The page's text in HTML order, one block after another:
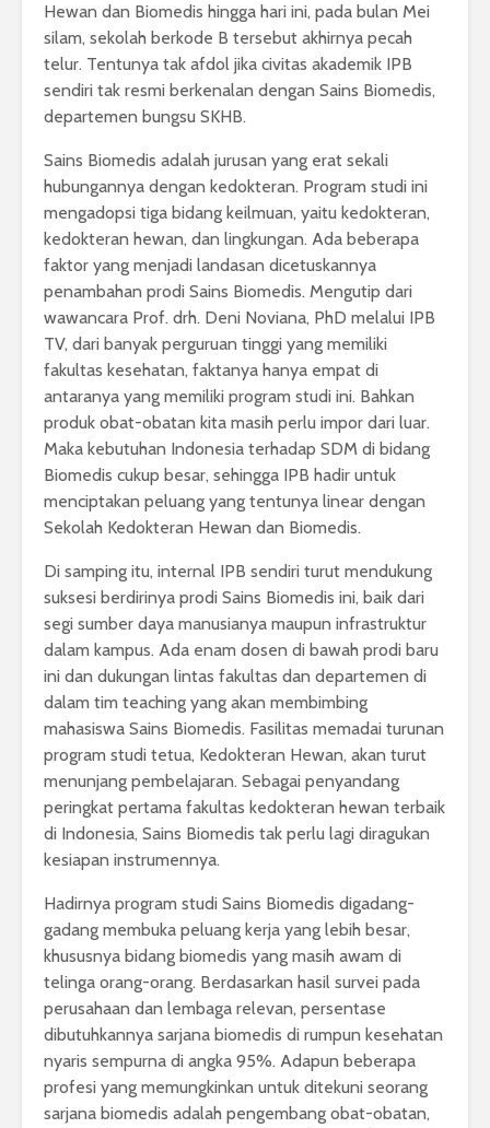
Hewan dan Biomedis hingga hari ini, pada bulan Mei
silam, sekolah berkode B tersebut akhirnya pecah
telur. Tentunya tak afdol jika civitas akademik IPB
sendiri tak resmi berkenalan dengan Sains Biomedis,
departemen bungsu SKHB.
Sains Biomedis adalah jurusan yang erat sekali
hubungannya dengan kedokteran. Program studi ini
mengadopsi tiga bidang keilmuan, yaitu kedokteran,
kedokteran hewan, dan lingkungan. Ada beberapa
faktor yang menjadi landasan dicetuskannya
penambahan prodi Sains Biomedis. Mengutip dari
wawancara Prof. drh. Deni Noviana, PhD melalui IPB
TV, dari banyak perguruan tinggi yang memiliki
fakultas kesehatan, faktanya hanya empat di
antaranya yang memiliki program studi ini. Bahkan
produk obat-obatan kita masih perlu impor dari luar.
Maka kebutuhan Indonesia terhadap SDM di bidang
Biomedis cukup besar, sehingga IPB hadir untuk
menciptakan peluang yang tentunya linear dengan
Sekolah Kedokteran Hewan dan Biomedis.
Di samping itu, internal IPB sendiri turut mendukung
suksesi berdirinya prodi Sains Biomedis ini, baik dari
segi sumber daya manusianya maupun infrastruktur
dalam kampus. Ada enam dosen di bawah prodi baru
ini dan dukungan lintas fakultas dan departemen di
dalam tim teaching yang akan membimbing
mahasiswa Sains Biomedis. Fasilitas memadai turunan
program studi tetua, Kedokteran Hewan, akan turut
menunjang pembelajaran. Sebagai penyandang
peringkat pertama fakultas kedokteran hewan terbaik
di Indonesia, Sains Biomedis tak perlu lagi diragukan
kesiapan instrumennya.
Hadirnya program studi Sains Biomedis digadang-
gadang membuka peluang kerja yang lebih besar,
khususnya bidang biomedis yang masih awam di
telinga orang-orang. Berdasarkan hasil survei pada
perusahaan dan lembaga relevan, persentase
dibutuhkannya sarjana biomedis di rumpun kesehatan
nyaris sempurna di angka 95%. Adapun beberapa
profesi yang memungkinkan untuk ditekuni seorang
sarjana biomedis adalah pengembang obat-obatan,